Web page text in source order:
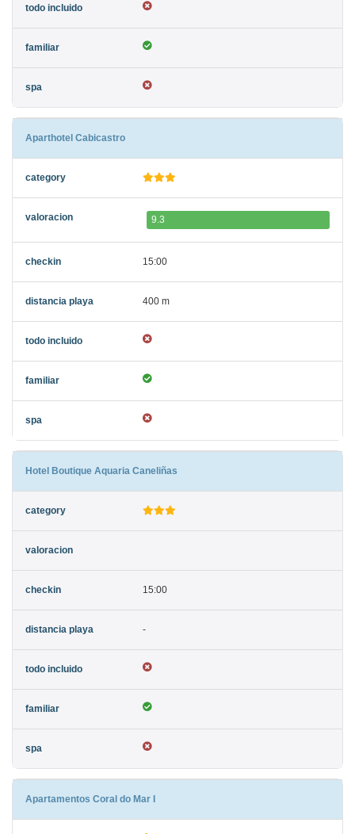
Aparthotel Cabicastro
9.3
15:00
400 m
Hotel Boutique Aquaria Caneliñas
15:00
-
Apartamentos Coral do Mar I